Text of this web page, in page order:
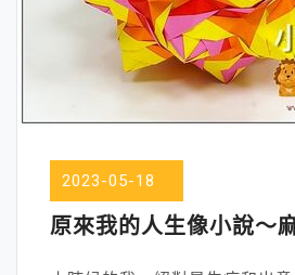
2023-05-18
原來我的人生像小說～